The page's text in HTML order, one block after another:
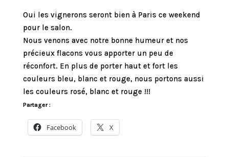
Oui les vignerons seront bien à Paris ce weekend
pour le salon.
Nous venons avec notre bonne humeur et nos
précieux flacons vous apporter un peu de
réconfort. En plus de porter haut et fort les
couleurs bleu, blanc et rouge, nous portons aussi
les couleurs rosé, blanc et rouge !!!
Partager :
Facebook X